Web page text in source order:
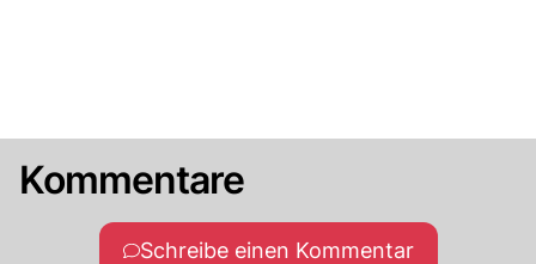
Kommentare
Schreibe einen Kommentar